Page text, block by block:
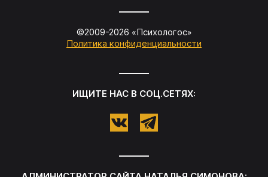
©2009-2026 «Психологос»
Политика конфиденциальности
ИЩИТЕ НАС В СОЦ.СЕТЯХ: